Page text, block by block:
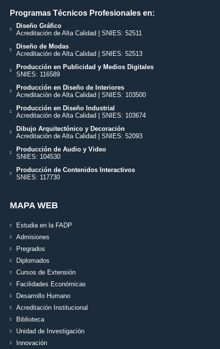
Programas Técnicos Profesionales en:
Diseño Gráfico
Acreditación de Alta Calidad | SNIES: 52511
Diseño de Modas
Acreditación de Alta Calidad | SNIES: 52513
Producción en Publicidad y Medios Digitales
SNIES: 116589
Producción en Diseño de Interiores
Acreditación de Alta Calidad | SNIES: 103500
Producción en Diseño Industrial
Acreditación de Alta Calidad | SNIES: 103674
Dibujo Arquitectónico y Decoración
Acreditación de Alta Calidad | SNIES: 52093
Producción de Audio y Video
SNIES: 104530
Producción de Contenidos Interactivos
SNIES: 117730
MAPA WEB
Estudia en la FADP
Admisiones
Pregrados
Diplomados
Cursos de Extensión
Facilidades Económicas
Desarrollo Humano
Acreditación Institucional
Biblioteca
Unidad de Investigación
Innovación